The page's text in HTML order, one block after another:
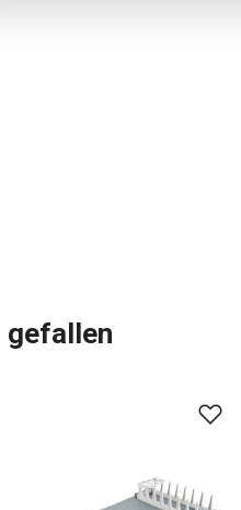
gefallen